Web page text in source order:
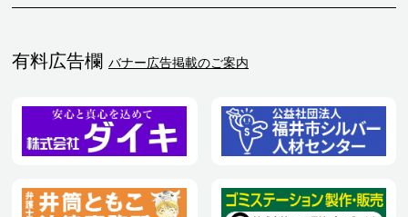
有料広告欄 バナー広告掲載のご案内